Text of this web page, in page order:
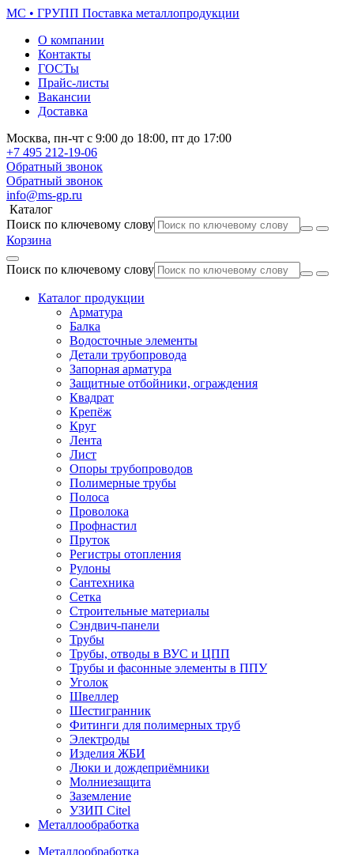
МС • ГРУПП Поставка металлопродукции
О компании
Контакты
ГОСТы
Прайс-листы
Вакансии
Доставка
Москва, пн-чт с 9:00 до 18:00, пт до 17:00
+7 495 212-19-06
Обратный звонок
Обратный звонок
info@ms-gp.ru
Каталог
Поиск по ключевому слову
Корзина
Поиск по ключевому слову
Каталог продукции
Арматура
Балка
Водосточные элементы
Детали трубопровода
Запорная арматура
Защитные отбойники, ограждения
Квадрат
Крепёж
Круг
Лента
Лист
Опоры трубопроводов
Полимерные трубы
Полоса
Проволока
Профнастил
Пруток
Регистры отопления
Рулоны
Сантехника
Сетка
Строительные материалы
Сэндвич-панели
Трубы
Трубы, отводы в ВУС и ЦПП
Трубы и фасонные элементы в ППУ
Уголок
Швеллер
Шестигранник
Фитинги для полимерных труб
Электроды
Изделия ЖБИ
Люки и дождеприёмники
Молниезащита
Заземление
УЗИП Citel
Металлообработка
Металлообработка